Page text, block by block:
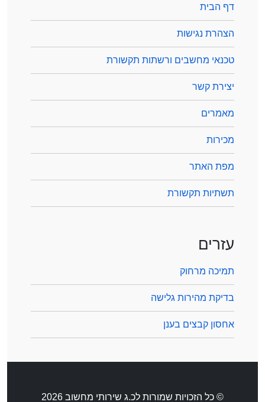
דף הבית
הצהרת נגישות
טכנאי מחשבים ורשתות תקשורת
יצירת קשר
מאמרים
מכירות
מפת האתר
תשתיות תקשורת
עזרים
תמיכה מרחוק
בדיקת מהירות גלישה
אחסון קבצים בענן
© כל הזכויות שמורות לכ.ג שירותי מחשוב 2026